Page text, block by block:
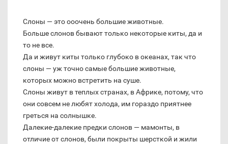
Слоны — это ооочень большие животные.
Больше слонов бывают только некоторые киты, да и
то не все.
Да и живут киты только глубоко в океанах, так что
слоны — уж точно самые большие животные,
которых можно встретить на суше.
Слоны живут в теплых странах, в Африке, потому, что
они совсем не любят холода, им гораздо приятнее
греться на солнышке.
Далекие-далекие предки слонов — мамонты, в
отличие от слонов, были покрыты шерсткой и жили